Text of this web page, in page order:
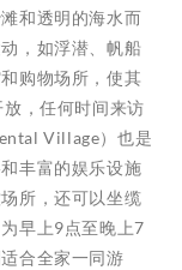
和透明的海水而
，如浮潜、帆船
购物场所，使其
，任何时间来访
Village）也是
丰富的娱乐设施
所，还可以坐缆
早上9点至晚上7
合全家一同游